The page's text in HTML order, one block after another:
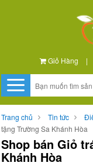
Giỏ Hàng |
Trang chủ Tin tức
tặng Trường Sa Khánh Hòa
Shop bán Giỏ
Khánh Hòa